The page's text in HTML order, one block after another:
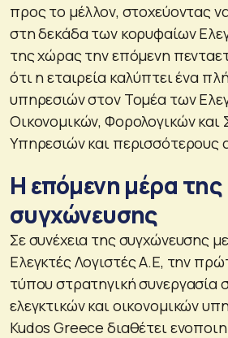
προς το μέλλον, στοχεύοντας
στη δεκάδα των κορυφαίων
της χώρας την επόμενη
ότι η εταιρεία καλύπτει ένα
υπηρεσιών στον Τομέα των
Οικονομικών, Φορολογικών και
Υπηρεσιών και περισσότερους
Η επόμενη μέρα της
συγχώνευσης
Σε συνέχεια της συγχώνευσης
Ελεγκτές Λογιστές Α.Ε, την
τύπου στρατηγική συνεργασία
ελεγκτικών και οικονομικών
Kudos Greece διαθέτει